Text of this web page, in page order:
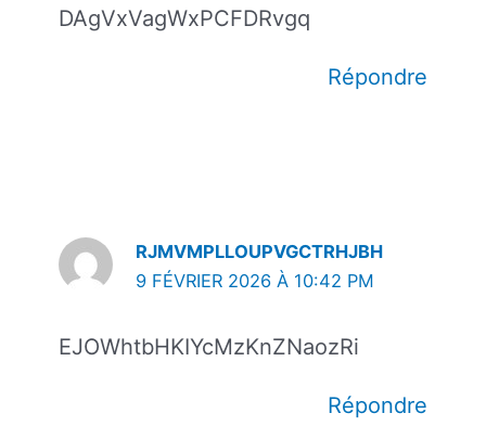
DAgVxVagWxPCFDRvgq
Répondre
RJMVMPLLOUPVGCTRHJBH
9 FÉVRIER 2026 À 10:42 PM
EJOWhtbHKIYcMzKnZNaozRi
Répondre